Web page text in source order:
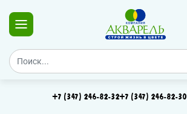
+7 (347) 246-82-32+7 (347) 246-82-30